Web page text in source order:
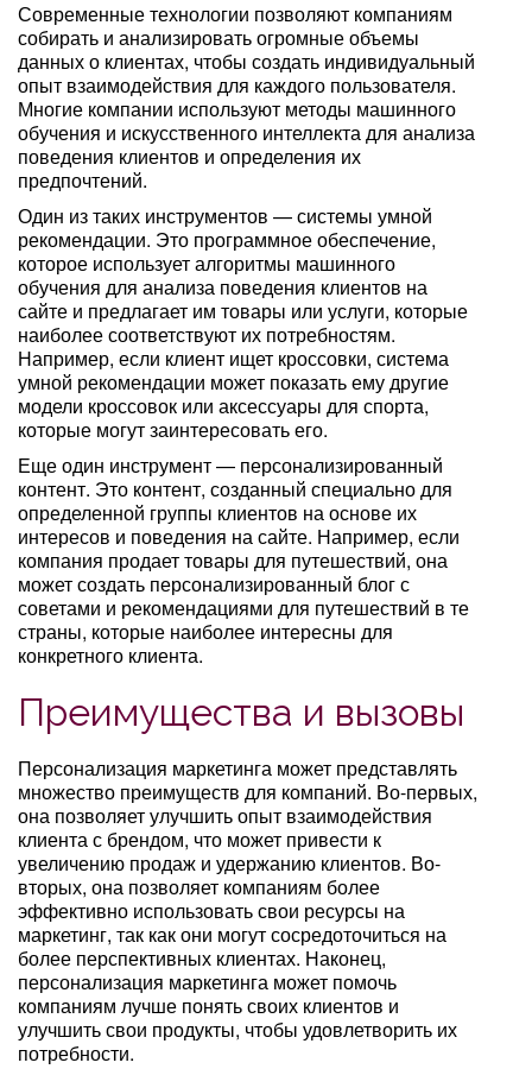
Современные технологии позволяют компаниям
собирать и анализировать огромные объемы
данных о клиентах, чтобы создать индивидуальный
опыт взаимодействия для каждого пользователя.
Многие компании используют методы машинного
обучения и искусственного интеллекта для анализа
поведения клиентов и определения их
предпочтений.
Один из таких инструментов — системы умной
рекомендации. Это программное обеспечение,
которое использует алгоритмы машинного
обучения для анализа поведения клиентов на
сайте и предлагает им товары или услуги, которые
наиболее соответствуют их потребностям.
Например, если клиент ищет кроссовки, система
умной рекомендации может показать ему другие
модели кроссовок или аксессуары для спорта,
которые могут заинтересовать его.
Еще один инструмент — персонализированный
контент. Это контент, созданный специально для
определенной группы клиентов на основе их
интересов и поведения на сайте. Например, если
компания продает товары для путешествий, она
может создать персонализированный блог с
советами и рекомендациями для путешествий в те
страны, которые наиболее интересны для
конкретного клиента.
Преимущества и вызовы
Персонализация маркетинга может представлять
множество преимуществ для компаний. Во-первых,
она позволяет улучшить опыт взаимодействия
клиента с брендом, что может привести к
увеличению продаж и удержанию клиентов. Во-
вторых, она позволяет компаниям более
эффективно использовать свои ресурсы на
маркетинг, так как они могут сосредоточиться на
более перспективных клиентах. Наконец,
персонализация маркетинга может помочь
компаниям лучше понять своих клиентов и
улучшить свои продукты, чтобы удовлетворить их
потребности.